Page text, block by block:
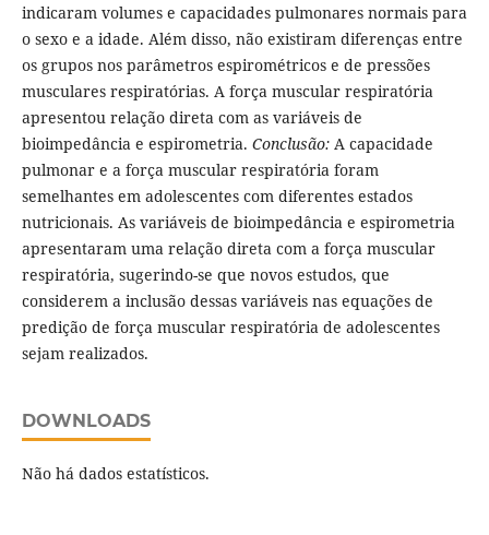
indicaram volumes e capacidades pulmonares normais para
o sexo e a idade. Além disso, não existiram diferenças entre
os grupos nos parâmetros espirométricos e de pressões
musculares respiratórias. A força muscular respiratória
apresentou relação direta com as variáveis de
bioimpedância e espirometria. Conclusão:A capacidade
pulmonar e a força muscular respiratória foram
semelhantes em adolescentes com diferentes estados
nutricionais. As variáveis de bioimpedância e espirometria
apresentaram uma relação direta com a força muscular
respiratória, sugerindo-se que novos estudos, que
considerem a inclusão dessas variáveis nas equações de
predição de força muscular respiratória de adolescentes
sejam realizados.
DOWNLOADS
Não há dados estatísticos.